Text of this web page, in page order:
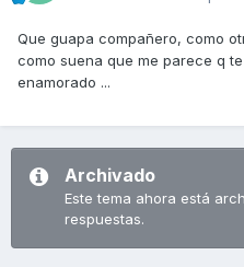
Que guapa compañero, como
como suena que me parece q
enamorado ...
Archivado
Este tema ahora está
respuestas.